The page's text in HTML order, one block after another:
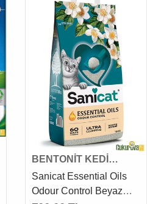
BENTONİT KEDİ
KUMU
Sanicat Essential Oils
Odour Control Beyaz